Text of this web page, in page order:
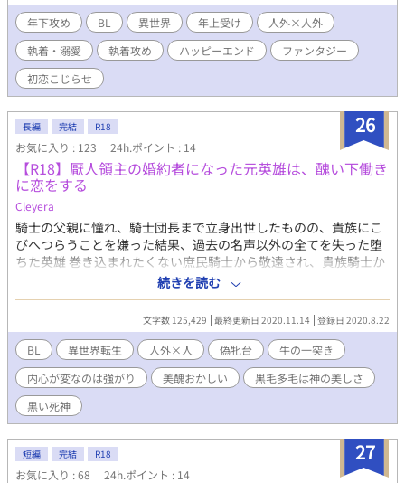
る。 「今回、オレはお前さんが絆される方に賭けるね」 天然重愛
妖精王 × 逃げる訳あり商人 周囲を巻き込みながら始まる、 長命
種たちの不器用で重ためな恋愛譚。 ┅ ┅ ┅ ┅ ┅ ┅ ┅ ┅ ┅ ┅ ┅
┅ ┅ ┅ ┅ カップリング成立まで非常に長い人外×人外のBL作品
です。 もだもだ人外達のピュアな恋模様をお楽しみください。 ┅
予定しています。 ムーンライトノベルズでも先行投稿中です。
年下攻め BL 異世界 年上受け
人外×人外
執着・溺愛
執着攻め ハッピーエンド
ファンタジー
初恋こじらせ
26
長編 完結 R18
お気に入り : 123 24h.ポイント : 14
【R18】厭人領主の婚約者になった元英雄は、醜い下働き
に恋をする
Cleyera
騎士の父親に憧れ、騎士団長まで立身出世したものの、貴族にこ
びへつらうことを嫌った結果、過去の名声以外の全てを失った堕
ちた英雄 巻き込まれたくない庶民騎士から敬遠され、貴族騎士か
らは嫌悪される 何もかもに疲れた元英雄の元に、辺境領主の男爵
家への婿入り話が届けられる 己を蹴落とした貴族階級は気に入ら
ないけれど、誰も自分を知らぬ場所ならと、居場所を失った元英
雄は辺境へ向かった ：注意： 素人です 人外です 真面目の皮を被
った変です タグをどうぞ 月光さんにもいます
続きを読む
文字数 125,429 最終更新日 2020.11.14 登録日 2020.8.22
BL 異世界転生 人外×人 偽牝台
牛の一突き
内心が変なのは強がり
美醜おかしい
黒毛多毛は神の美しさ
黒い死神
27
短編 完結 R18
お気に入り : 68 24h.ポイント : 14